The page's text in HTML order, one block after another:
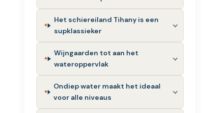
Het schiereiland Tihany is een
supklassieker
Wijngaarden tot aan het
wateroppervlak
Ondiep water maakt het ideaal
voor alle niveaus